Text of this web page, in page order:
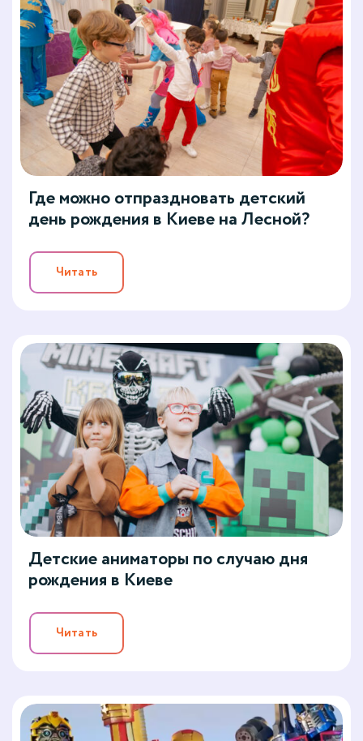
Где можно отпраздновать детский
день рождения в Киеве на Лесной?
Читать
Детские аниматоры по случаю дня
рождения в Киеве
Читать